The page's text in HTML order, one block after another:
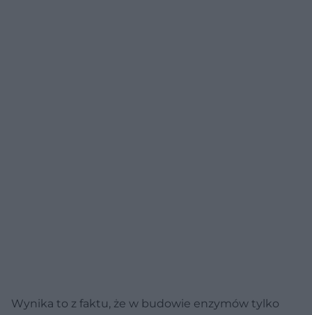
Wynika to z faktu, że w budowie enzymów tylko